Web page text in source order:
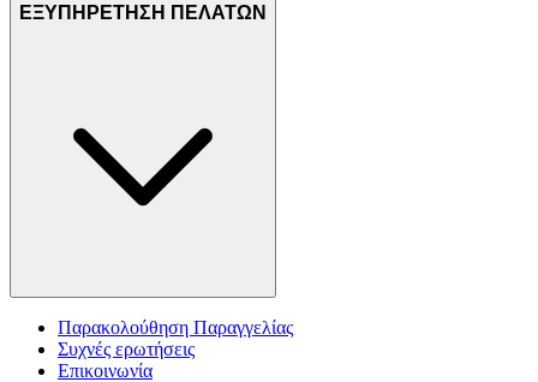
ΕΞΥΠΗΡΕΤΗΣΗ ΠΕΛΑΤΩΝ
Παρακολούθηση Παραγγελίας
Συχνές ερωτήσεις
Επικοινωνία